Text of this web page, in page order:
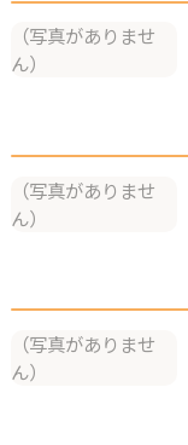
（写真がありませ
ん）
（写真がありませ
ん）
（写真がありませ
ん）